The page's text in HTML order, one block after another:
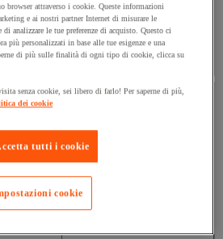
in Francia (1) Realizzato in
browser attraverso i cookie. Queste informazioni
e ai nostri partner Internet di misurare le
analizzare le tue preferenze di acquisto. Questo ci
più personalizzati in base alle tue esigenze e una
di più sulle finalità di ogni tipo di cookie, clicca su
senza cookie, sei libero di farlo! Per saperne di più,
dei cookie
tutti i cookie
cookie